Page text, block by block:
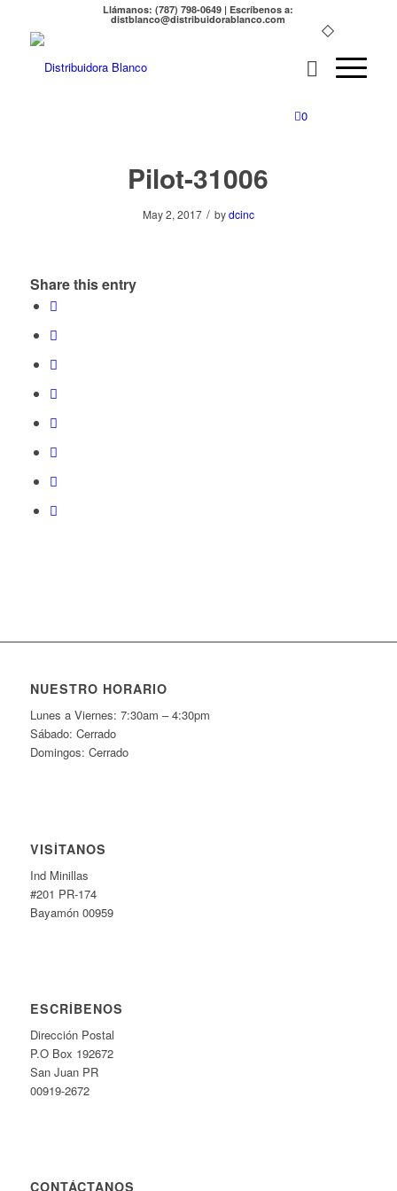
Llámanos: (787) 798-0649 | Escríbenos a:
distblanco@distribuidorablanco.com
0
Pilot-31006
May 2, 2017 / bydcinc
Share this entry
NUESTRO HORARIO
Lunes a Viernes: 7:30am – 4:30pm
Sábado: Cerrado
Domingos: Cerrado
VISÍTANOS
Ind Minillas
#201 PR-174
Bayamón 00959
ESCRÍBENOS
Dirección Postal
P.O Box 192672
San Juan PR
00919-2672
CONTÁCTANOS